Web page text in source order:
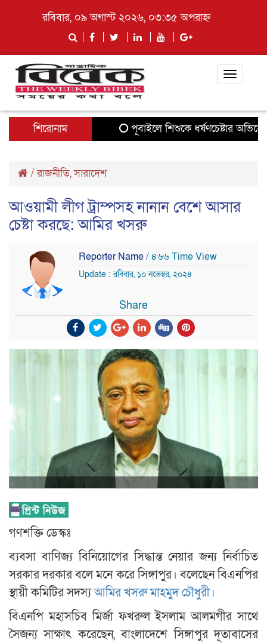
রবিবার, ০৯ অগাস্ট ২০২৬, ০৩:৩৫ অপরাহ্ন
Toggle
শিরোনাম পূবাইলে শিশুকে ধর্ষণচেষ্টার অভিযোগে
/রাজনীতি,সারাদেশ
আওয়ামী লীগ ট্রাম্পসহ নানান বেশে আসার
চেষ্টা করছে: আমির খসরু
Reporter Name/ ৪৬৬ Time View
Update : রবিবার, ১০ নভেম্বর, ২০২৪
Share
গণশক্তি ডেস্কঃ
ব্যবসা বাণিজ্য বিনিয়োগের সিদ্ধান্ত নেয়ার জন্য নির্বাচিত
সরকার দরকার বলে মনে করে সিঙ্গাপুর। বলেছেন বিএনপির
স্থায়ী কমিটির সদস্যআমির খসরু মাহমুদ চৌধুরী।
বিএনপি মহাসচিব মির্জা ফখরুল ইসলাম আলমগীর সাথে
সৈজন্য সাক্ষাৎ করেছেন, বাংলাদেশে সিঙ্গাপুর দূতাবাসের